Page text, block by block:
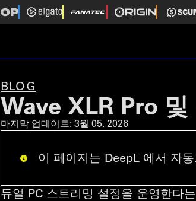
BLOG
Wave XLR Pro 및
마지막 업데이트:3월 05, 2026
이 페이지는 DeepL 에서 자
듀얼 PC 스트리밍 설정을 운영한다